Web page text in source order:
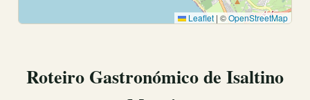
Leaflet | ©OpenStreetMap
Roteiro Gastronómico de Isaltino